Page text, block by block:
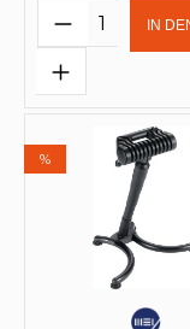
ProduktIN
%